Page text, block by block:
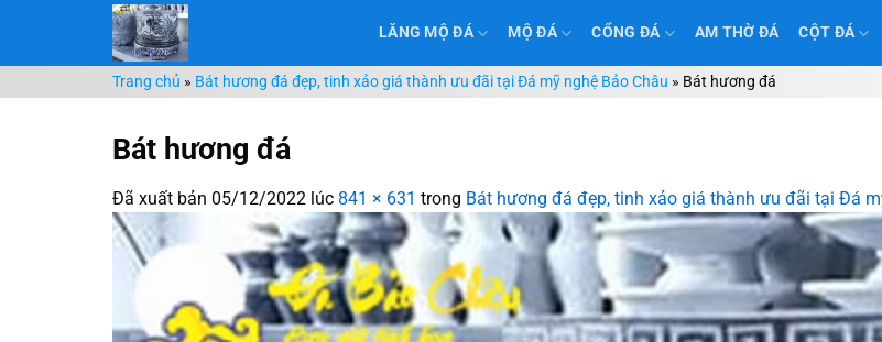
nội
dung
LĂNG MỘ ĐÁ MỘ ĐÁ CỔNG ĐÁ AM THỜ ĐÁ CỘT ĐÁ
Trang chủ » Bát hương đá đẹp, tinh xảo giá thành ưu đãi tại Đá mỹ nghệ Bảo Châu » Bát hương đá
Bát hương đá
Đã xuất bản 05/12/2022 lúc 841 × 631 trong Bát hương đá đẹp, tinh xảo giá thành ưu đãi tại Đá